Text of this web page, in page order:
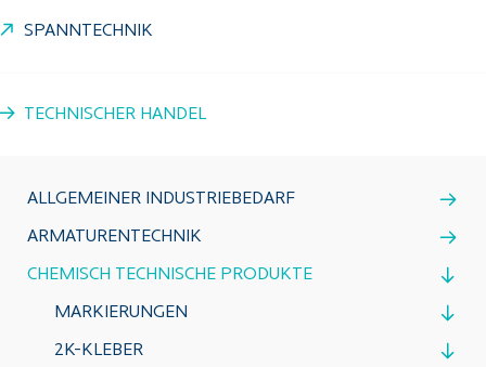
SPANNTECHNIK
TECHNISCHER HANDEL
ALLGEMEINER INDUSTRIEBEDARF
ARMATURENTECHNIK
CHEMISCH TECHNISCHE PRODUKTE
MARKIERUNGEN
2K-KLEBER